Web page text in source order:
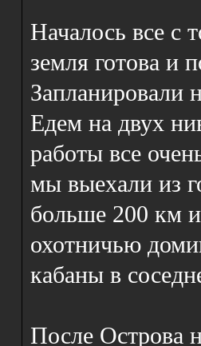
Началось все с
земля готова и
Запланировали
Едем на двух
работы все
мы выехали из
больше 200 км
охотничью
кабаны в
После Острова